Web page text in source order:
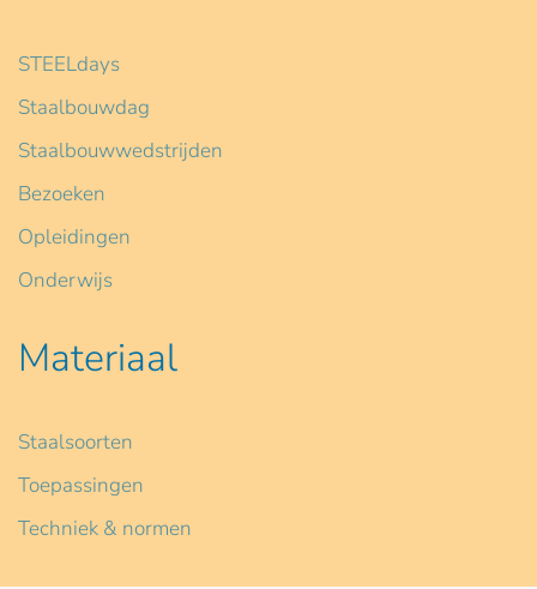
STEELdays
Staalbouwdag
Staalbouwwedstrijden
Bezoeken
Opleidingen
Onderwijs
Materiaal
Staalsoorten
Toepassingen
Techniek & normen